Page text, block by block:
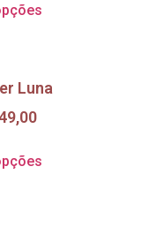
Luna